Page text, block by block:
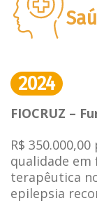
2024
FIOCRUZ –
R$
qualidade em
terapêutica
epilepsia